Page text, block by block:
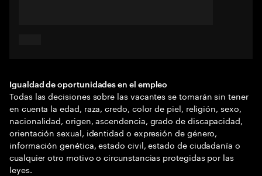
Igualdad de oportunidades en el empleo
Todas las decisiones sobre las vacantes se tomarán sin tener
en cuenta la edad, raza, credo, color de piel, religión, sexo,
nacionalidad, origen, ascendencia, grado de discapacidad,
orientación sexual, identidad o expresión de género,
información genética, estado civil, estado de ciudadanía o
cualquier otro motivo o circunstancias protegidas por las
leyes.